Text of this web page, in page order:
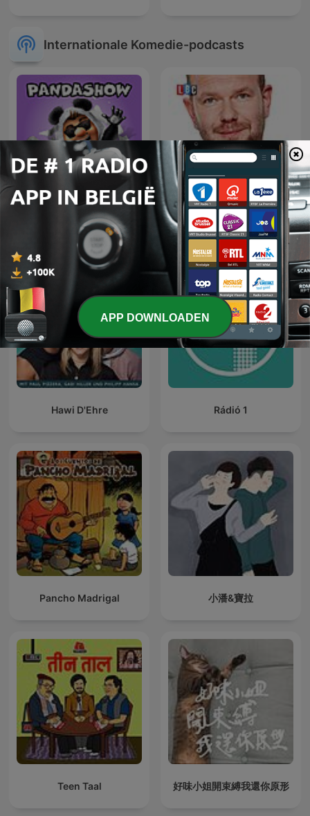
Internationale Komedie-podcasts
Panda Show - Sin Picante
James O'Brien's Mystery
Hour
Hawi D'Ehre Rádió 1
Pancho Madrigal 小潘&寶拉
Teen Taal 好味小姐開束縛我還你原形
APP DOWNLOADEN